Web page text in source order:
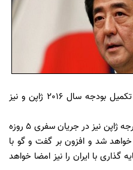
قرار است جزییات سفر آبه، پس از تکمیل بودجه سال 2016 ژاپن و نیز
طبق برنامه، «فومیو کیشیدا» وزیر خارجه ژاپن نیز در جریان سفری 5 روزه
خواهد شد و افزون بر گفت و گو با
گذاری با ایران را نیز امضا خواهد